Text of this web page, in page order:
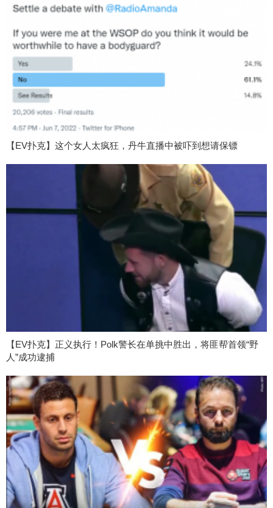
【EV扑克】这个女人太疯狂，丹牛直播中被吓到想请保镖
【EV扑克】正义执行！Polk警长在单挑中胜出，将匪帮首领“野
人”成功逮捕